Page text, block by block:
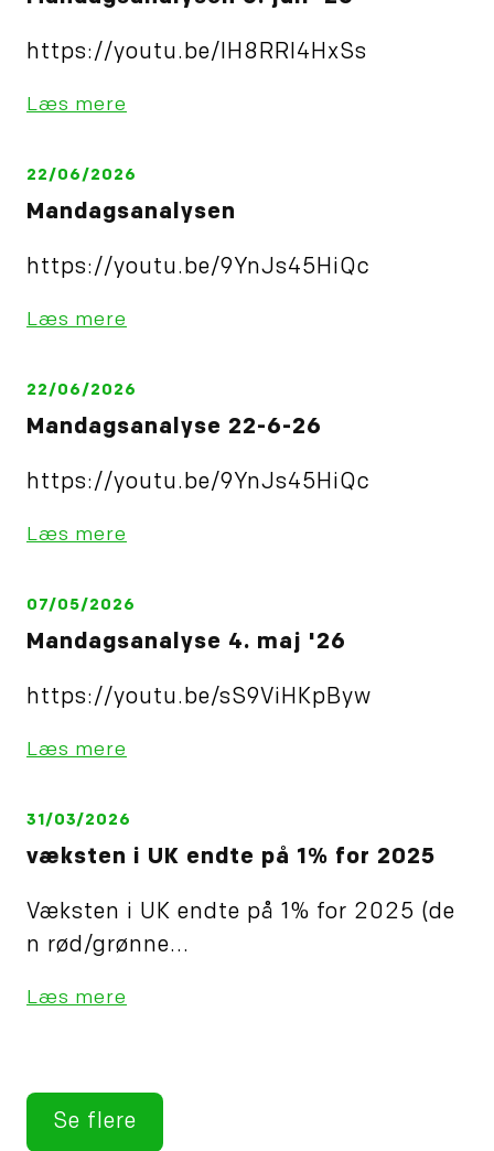
https://youtu.be/IH8RRl4HxSs
Læs mere
22/06/2026
Mandagsanalysen
https://youtu.be/9YnJs45HiQc
Læs mere
22/06/2026
Mandagsanalyse 22-6-26
https://youtu.be/9YnJs45HiQc
Læs mere
07/05/2026
Mandagsanalyse 4. maj '26
https://youtu.be/sS9ViHKpByw
Læs mere
31/03/2026
væksten i UK endte på 1% for 2025
Væksten i UK endte på 1% for 2025 (de
n rød/grønne...
Læs mere
Se flere